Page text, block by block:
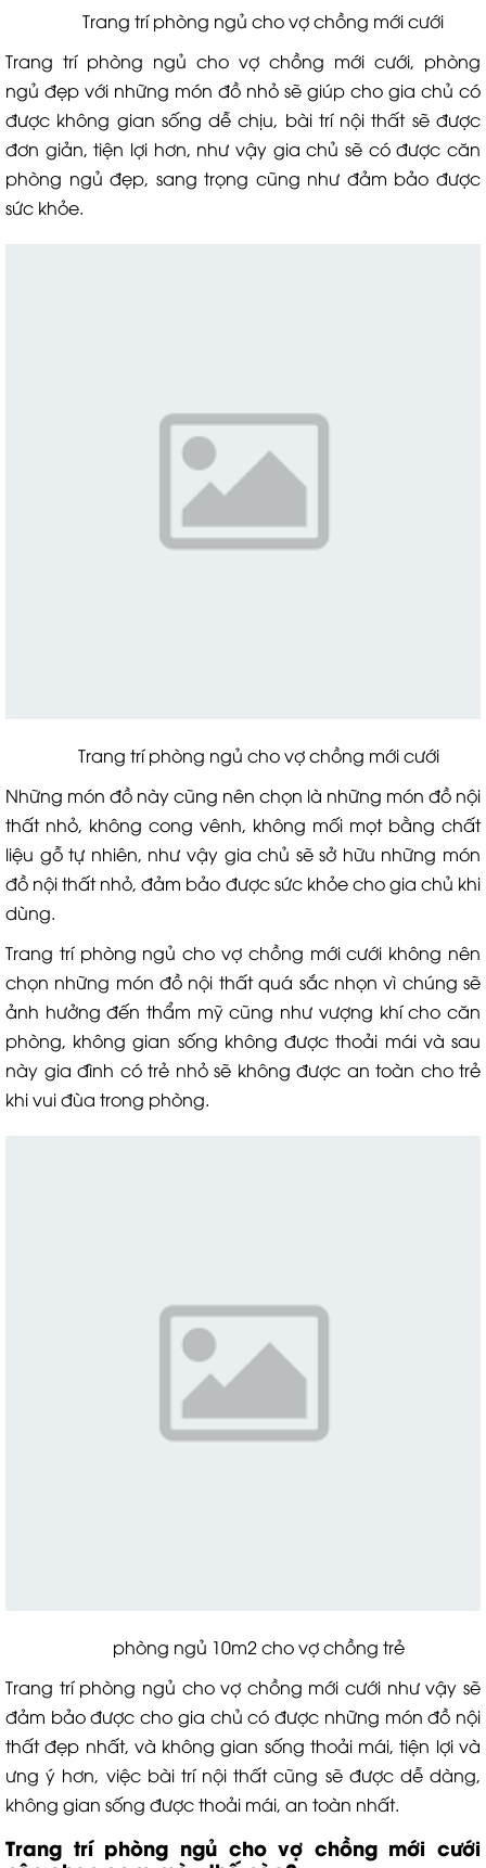
Trang trí phòng ngủ cho vợ chồng mới cưới
Trang trí phòng ngủ cho vợ chồng mới cưới, phòng
ngủ đẹp với những món đồ nhỏ sẽ giúp cho gia chủ có
được không gian sống dễ chịu, bài trí nội thất sẽ được
đơn giản, tiện lợi hơn, như vậy gia chủ sẽ có được căn
phòng ngủ đẹp, sang trọng cũng như đảm bảo được
sức khỏe.
Trang trí phòng ngủ cho vợ chồng mới cưới
Những món đồ này cũng nên chọn là những món đồ nội
thất nhỏ, không cong vênh, không mối mọt bằng chất
liệu gỗ tự nhiên, như vậy gia chủ sẽ sở hữu những món
đồ nội thất nhỏ, đảm bảo được sức khỏe cho gia chủ khi
dùng.
Trang trí phòng ngủ cho vợ chồng mới cưới không nên
chọn những món đồ nội thất quá sắc nhọn vì chúng sẽ
ảnh hưởng đến thẩm mỹ cũng như vượng khí cho căn
phòng, không gian sống không được thoải mái và sau
này gia đình có trẻ nhỏ sẽ không được an toàn cho trẻ
khi vui đùa trong phòng.
phòng ngủ 10m2 cho vợ chồng trẻ
Trang trí phòng ngủ cho vợ chồng mới cưới như vậy sẽ
đảm bảo được cho gia chủ có được những món đồ nội
thất đẹp nhất, và không gian sống thoải mái, tiện lợi và
ưng ý hơn, việc bài trí nội thất cũng sẽ được dễ dàng,
không gian sống được thoải mái, an toàn nhất.
Trang trí phòng ngủ cho vợ chồng mới cưới